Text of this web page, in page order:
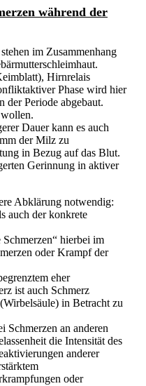
während der
im Zusammenhang
Hirnrelais
Phase wird hier
der Periode abgebaut.
Dauer kann es auch
der Milz zu
in Bezug auf das Blut.
Gerinnung in aktiver
Abklärung notwendig:
auch der konkrete
hierbei im
oder Krampf der
eher
ist auch Schmerz
in Betracht zu
Schmerzen an anderen
die Intensität des
anderer
oder